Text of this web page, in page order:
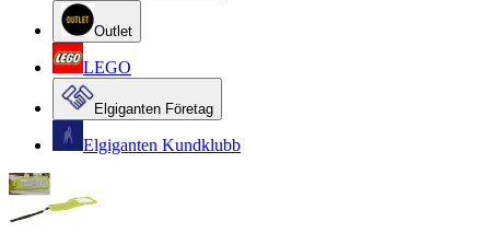
Outlet
LEGO
Elgiganten Företag
Elgiganten Kundklubb